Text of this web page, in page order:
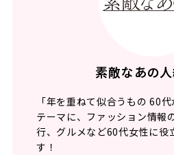
素敵なあの
「年を重ねて似合うもの 60
テーマに、ファッション情報
行、グルメなど60代女性に役
す！